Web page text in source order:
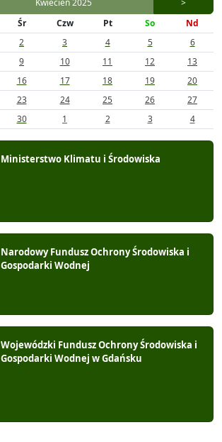
Śr Czw Pt So
Nd
2 3 4 5
6
9 10 11 12
13
16 17 18 19
20
23 24 25 26
27
30 1 2 3 4
Ministerstwo Klimatu i Środowiska
Narodowy Fundusz Ochrony Środowiska i
Gospodarki Wodnej
Wojewódzki Fundusz Ochrony Środowiska i
Gospodarki Wodnej w Gdańsku